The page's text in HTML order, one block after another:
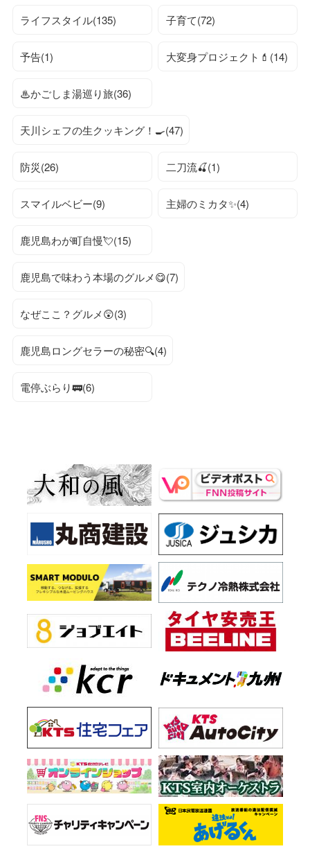
ライフスタイル(135) 子育て(72)
予告(1) 大変身プロジェクト💄(14)
♨かごしま湯巡り旅(36)
天川シェフの生クッキング！🍳(47)
防災(26) 二刀流🍒(1)
スマイルベビー(9) 主婦のミカタ✨(4)
鹿児島わが町自慢💘(15)
鹿児島で味わう本場のグルメ😋(7)
なぜここ？グルメ😲(3)
鹿児島ロングセラーの秘密🔍(4)
電停ぶらり🚃(6)